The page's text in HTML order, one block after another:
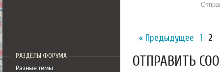
РАЗДЕЛЫ ФОРУМА
Разные темы
« Предыдущее 1 2
ОТПРАВИТЬ